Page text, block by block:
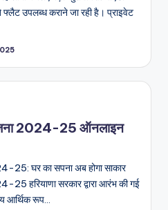
उपलब्ध कराने जा रही है। प्राइवेट
2024-25 ऑनलाइन
25: घर का सपना अब होगा साकार
25 हरियाणा सरकार द्वारा आरंभ की गई
आर्थिक रूप…